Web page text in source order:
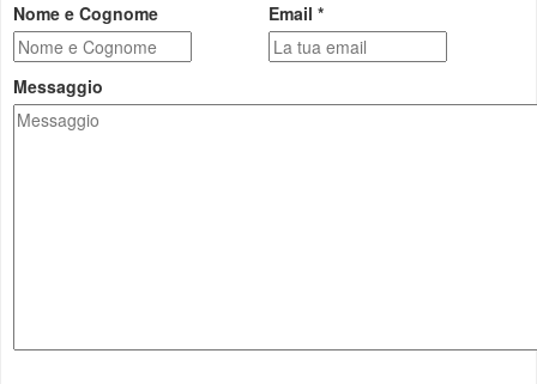
Nome e Cognome Email *
Messaggio